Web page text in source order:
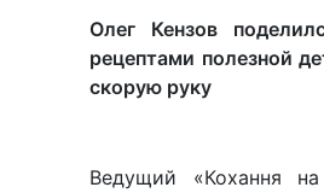
Олег Кензов
рецептами полезной
скорую руку
Ведущий «Кохання